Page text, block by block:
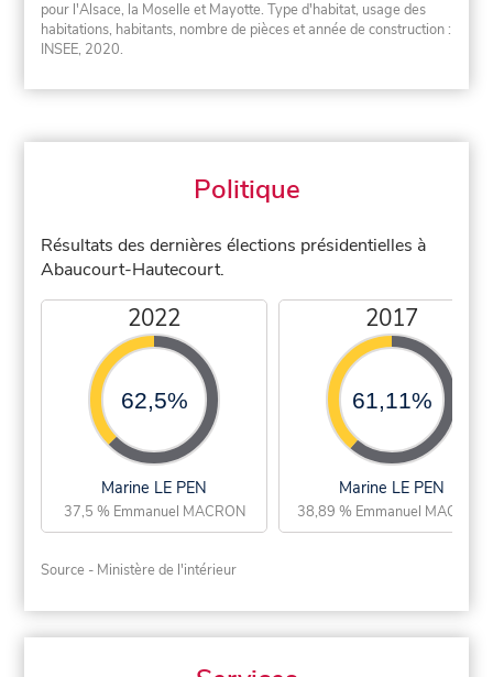
pour l'Alsace, la Moselle et Mayotte. Type d'habitat, usage des
habitations, habitants, nombre de pièces et année de construction :
INSEE, 2020.
Politique
Résultats des dernières élections présidentielles à
Abaucourt-Hautecourt.
2022
62,5%
Marine LE PEN
37,5 % Emmanuel MACRON
2017
61,11%
Marine LE PEN
38,89 % Emmanuel MACRON
Source - Ministère de l'intérieur